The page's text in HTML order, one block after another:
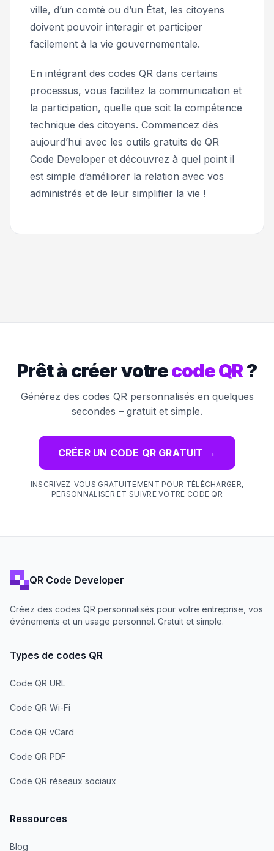
ville, d’un comté ou d’un État, les citoyens
doivent pouvoir interagir et participer
facilement à la vie gouvernementale.
En intégrant des codes QR dans certains
processus, vous facilitez la communication et
la participation, quelle que soit la compétence
technique des citoyens. Commencez dès
aujourd’hui avec les outils gratuits de QR
Code Developer et découvrez à quel point il
est simple d’améliorer la relation avec vos
administrés et de leur simplifier la vie !
Prêt à créer votrecode QR?
Générez des codes QR personnalisés en quelques
secondes – gratuit et simple.
CRÉER UN CODE QR GRATUIT →
INSCRIVEZ-VOUS GRATUITEMENT POUR TÉLÉCHARGER,
PERSONNALISER ET SUIVRE VOTRE CODE QR
QR Code Developer
Créez des codes QR personnalisés pour votre entreprise, vos
événements et un usage personnel. Gratuit et simple.
Types de codes QR
Code QR URL
Code QR Wi-Fi
Code QR vCard
Code QR PDF
Code QR réseaux sociaux
Ressources
Blog